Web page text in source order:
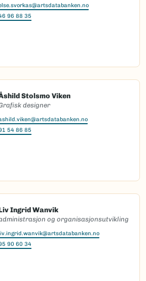
96 88 35
Stolsmo Viken
designer
54 86 85
Ingrid Wanvik
og organisasjonsutvikling
90 60 34